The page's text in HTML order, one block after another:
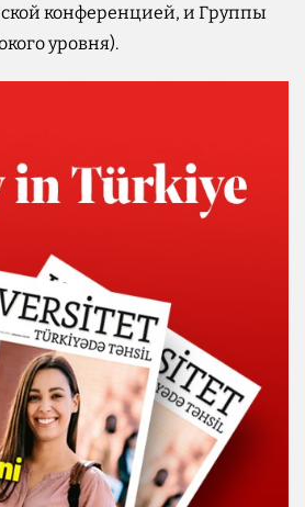
конференцией, и Группы
уровня).